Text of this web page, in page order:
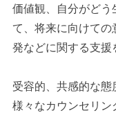
価値観、自分がどう
て、将来に向けての
発などに関する支援
受容的、共感的な態
様々なカウンセリン